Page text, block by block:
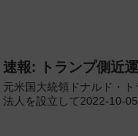
速報: トランプ側近
元米国大統領ドナルド・
法人を設立して2022-10-